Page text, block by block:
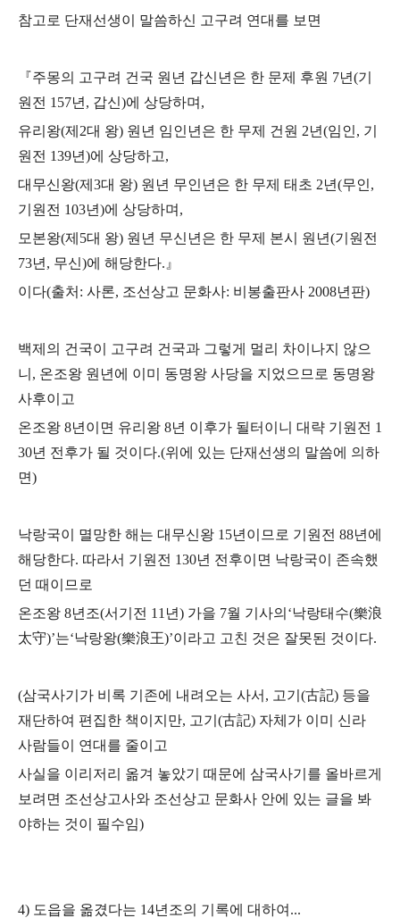
참고로 단재선생이 말씀하신 고구려 연대를 보면
『주몽의 고구려 건국 원년 갑신년은 한 문제 후원 7년(기
원전 157년, 갑신)에 상당하며,
유리왕(제2대 왕) 원년 임인년은 한 무제 건원 2년(임인, 기
원전 139년)에 상당하고,
대무신왕(제3대 왕) 원년 무인년은 한 무제 태초 2년(무인,
기원전 103년)에 상당하며,
모본왕(제5대 왕) 원년 무신년은 한 무제 본시 원년(기원전
73년, 무신)에 해당한다.』
이다(출처: 사론, 조선상고 문화사: 비봉출판사 2008년판)
백제의 건국이 고구려 건국과 그렇게 멀리 차이나지 않으
니, 온조왕 원년에 이미 동명왕 사당을 지었으므로 동명왕
사후이고
온조왕 8년이면 유리왕 8년 이후가 될터이니 대략 기원전 1
30년 전후가 될 것이다.(위에 있는 단재선생의 말씀에 의하
면)
낙랑국이 멸망한 해는 대무신왕 15년이므로 기원전 88년에
해당한다. 따라서 기원전 130년 전후이면 낙랑국이 존속했
던 때이므로
온조왕 8년조(서기전 11년) 가을 7월 기사의‘낙랑태수(樂浪
太守)’는‘낙랑왕(樂浪王)’이라고 고친 것은 잘못된 것이다.
(삼국사기가 비록 기존에 내려오는 사서, 고기(古記) 등을
재단하여 편집한 책이지만, 고기(古記) 자체가 이미 신라
사람들이 연대를 줄이고
사실을 이리저리 옮겨 놓았기 때문에 삼국사기를 올바르게
보려면 조선상고사와 조선상고 문화사 안에 있는 글을 봐
야하는 것이 필수임)
4) 도읍을 옮겼다는 14년조의 기록에 대하여...